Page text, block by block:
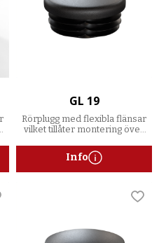
GL 19
Rörplugg med flexibla flänsar
vilket tillåter montering över
Info
till i favoriter